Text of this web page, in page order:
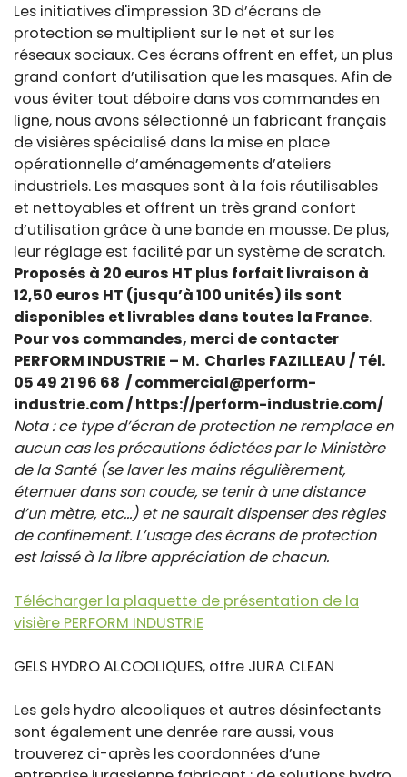
Les initiatives d'impression 3D d’écrans de
protection se multiplient sur le net et sur les
réseaux sociaux. Ces écrans offrent en effet, un plus
grand confort d’utilisation que les masques. Afin de
vous éviter tout déboire dans vos commandes en
ligne, nous avons sélectionné un fabricant français
de visières spécialisé dans la mise en place
opérationnelle d’aménagements d’ateliers
industriels. Les masques sont à la fois réutilisables
et nettoyables et offrent un très grand confort
d’utilisation grâce à une bande en mousse. De plus,
leur réglage est facilité par un système de scratch.
Proposés à 20 euros HT plus forfait livraison à
12,50 euros HT (jusqu’à 100 unités) ils sont
disponibles et livrables dans toutes la France.
Pour vos commandes, merci de contacter
PERFORM INDUSTRIE – M. Charles FAZILLEAU / Tél.
05 49 21 96 68 / commercial@perform-
industrie.com / https://perform-industrie.com/
Nota : ce type d’écran de protection ne remplace en
aucun cas les précautions édictées par le Ministère
de la Santé (se laver les mains régulièrement,
éternuer dans son coude, se tenir à une distance
d’un mètre, etc…) et ne saurait dispenser des règles
de confinement. L’usage des écrans de protection
est laissé à la libre appréciation de chacun.
Télécharger la plaquette de présentation de la
visière PERFORM INDUSTRIE
GELS HYDRO ALCOOLIQUES, offre JURA CLEAN
Les gels hydro alcooliques et autres désinfectants
sont également une denrée rare aussi, vous
trouverez ci-après les coordonnées d’une